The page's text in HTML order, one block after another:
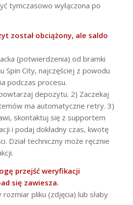
tymczasowo wyłączona po
został obciążony, ale saldo
(potwierdzenia) od bramki
Spin City, najczęściej z powodu
podczas procesu.
depozytu. 2) Zaczekaj
ma automatyczne retry. 3)
skontaktuj się z supportem
i podaj dokładny czas, kwotę
Dział techniczny może ręcznie
przejść weryfikacji
się zawiesza.
pliku (zdjęcia) lub słaby